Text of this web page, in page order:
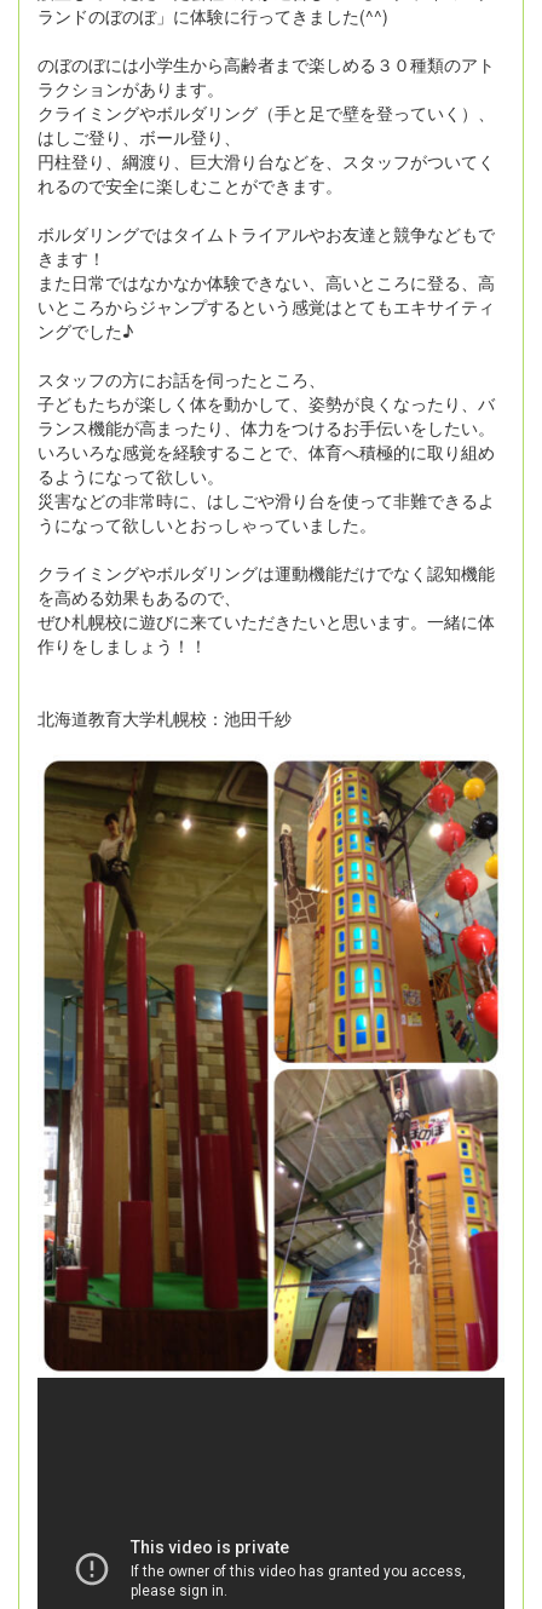
ランドのぼのぼ」に体験に行ってきました(^^)
のぼのぼには小学生から高齢者まで楽しめる３０種類のアト
ラクションがあります。
クライミングやボルダリング（手と足で壁を登っていく）、
はしご登り、ボール登り、
円柱登り、綱渡り、巨大滑り台などを、スタッフがついてく
れるので安全に楽しむことができます。
ボルダリングではタイムトライアルやお友達と競争などもで
きます！
また日常ではなかなか体験できない、高いところに登る、高
いところからジャンプするという感覚はとてもエキサイティ
ングでした♪
スタッフの方にお話を伺ったところ、
子どもたちが楽しく体を動かして、姿勢が良くなったり、バ
ランス機能が高まったり、体力をつけるお手伝いをしたい。
いろいろな感覚を経験することで、体育へ積極的に取り組め
るようになって欲しい。
災害などの非常時に、はしごや滑り台を使って非難できるよ
うになって欲しいとおっしゃっていました。
クライミングやボルダリングは運動機能だけでなく認知機能
を高める効果もあるので、
ぜひ札幌校に遊びに来ていただきたいと思います。一緒に体
作りをしましょう！！
北海道教育大学札幌校：池田千紗